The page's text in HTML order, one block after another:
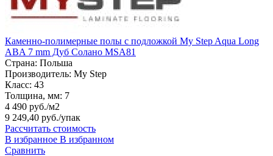
Каменно-полимерные полы с подложкой My Step Aqua Long
ABA 7 mm Дуб Солано MSA81
Страна: Польша
Производитель: My Step
Класс: 43
Толщина, мм: 7
4 490 руб./м2
9 249,40 руб./упак
Рассчитать стоимость
В избранное В избранном
Сравнить